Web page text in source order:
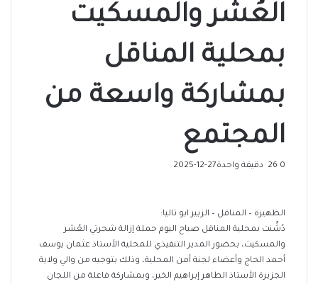
العُشر والمسكيت
بمحلية المناقل
بمشاركة واسعة من
المجتمع
2025-12-27 0 دقيقة واحدة
الظهيرة – المناقل – الزبير ابو تاليا:
دُشِّنت بمحلية المناقل صباح اليوم حملة إزالة شجرتي العُشر
والمسكيت، بحضور المدير التنفيذي للمحلية الأستاذ عثمان يوسف
أحمد الحاج وأعضاء لجنة أمن المحلية، وذلك بتوجيه من والي ولاية
الجزيرة الأستاذ الطاهر إبراهيم الخير، وبمشاركة فاعلة من اللجان